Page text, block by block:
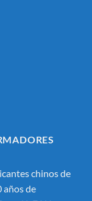
chinos de
años de